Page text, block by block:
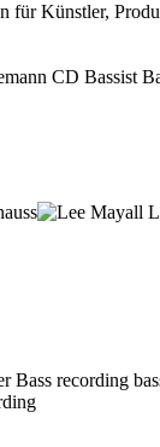
für Künstler,